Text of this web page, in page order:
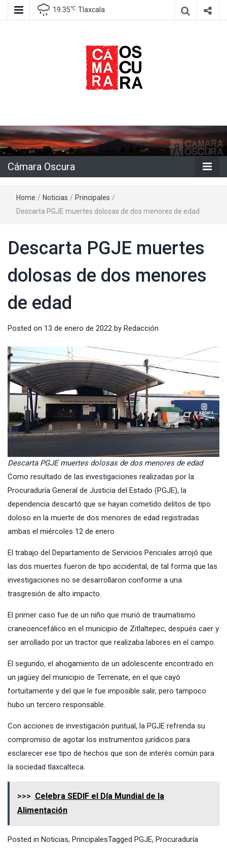
19.35℃ Tlaxcala
Cámara
Oscura
Cámara Oscura
Home / Noticias / Principales /
Descarta PGJE muertes dolosas de dos menores de edad
Descarta PGJE muertes
dolosas de dos menores
de edad
Posted on 13 de enero de 2022 by Redacción
Descarta PGJE muertes dolosas de dos menores de edad
Como resultado de las investigaciones realizadas por la
Procuraduría General de Justicia del Estado (PGJE), la
dependencia descartó que se hayan cometido delitos de tipo
doloso en la muerte de dos menores de edad registradas
ambas el miércoles 12 de enero.
El trabajo del Departamento de Servicios Periciales arrojó que
las dos muertes fueron de tipo accidental, de tal forma que las
investigaciones no se desarrollaron conforme a una
trasgresión de alto impacto.
El primer caso fue de un niño que murió de traumatismo
craneoencefálico en el municipio de Zitlaltepec, después caer y
ser arrollado por un tractor que realizaba labores en el campo.
El segundo, el ahogamiento de un adolescente encontrado en
un jagüey del municipio de Terrenate, en el que cayó
fortuitamente y del que le fue imposible salir, pero tampoco
hubo un tercero responsable.
Con acciones de investigación puntual, la PGJE refrenda su
compromiso de agotar los instrumentos jurídicos para
esclarecer ese tipo de hechos que son de interés común para
la sociedad tlaxcalteca.
>>> Celebra SEDIF el Día Mundial de la
Alimentación
Posted in Noticias, PrincipalesTagged PGJE, Procuraduría